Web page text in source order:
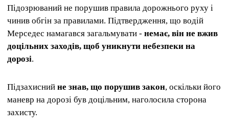
Підозрюваний не порушив правила дорожнього руху і
чинив обгін за правилами. Підтвердження, що водій
Мерседес намагався загальмувати - немає, він не вжив
доцільних заходів, щоб уникнути небезпеки на
дорозі.
Підзахисний не знав, що порушив закон, оскільки його
маневр на дорозі був доцільним, наголосила сторона
захисту.